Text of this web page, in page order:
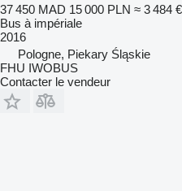
37 450 MAD 15 000 PLN ≈ 3 484 €
Bus à impériale
2016
Pologne, Piekary Śląskie
FHU IWOBUS
Contacter le vendeur